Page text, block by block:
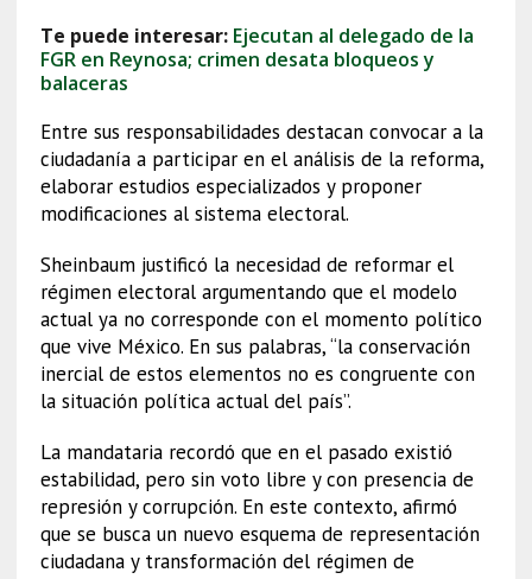
Te puede interesar: Ejecutan al delegado de la
FGR en Reynosa; crimen desata bloqueos y
balaceras
Entre sus responsabilidades destacan convocar a la
ciudadanía a participar en el análisis de la reforma,
elaborar estudios especializados y proponer
modificaciones al sistema electoral.
Sheinbaum justificó la necesidad de reformar el
régimen electoral argumentando que el modelo
actual ya no corresponde con el momento político
que vive México. En sus palabras, “la conservación
inercial de estos elementos no es congruente con
la situación política actual del país”.
La mandataria recordó que en el pasado existió
estabilidad, pero sin voto libre y con presencia de
represión y corrupción. En este contexto, afirmó
que se busca un nuevo esquema de representación
ciudadana y transformación del régimen de